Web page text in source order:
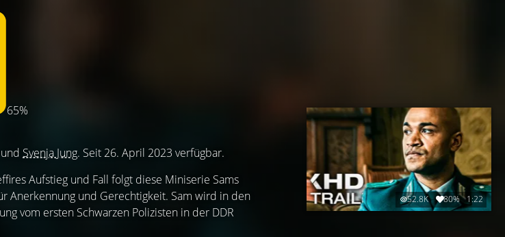
65%
und Svenja Jung. Seit 26. April 2023 verfügbar.
Aufstieg und Fall folgt diese Miniserie Sams
Anerkennung und Gerechtigkeit. Sam wird in den
vom ersten Schwarzen Polizisten in der DDR
52.8K 80% 1:22